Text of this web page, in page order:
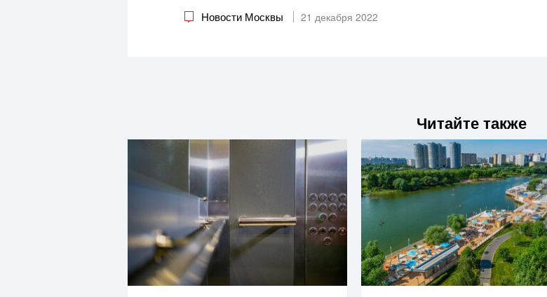
Новости Москвы 21 декабря 2022
Читайте также